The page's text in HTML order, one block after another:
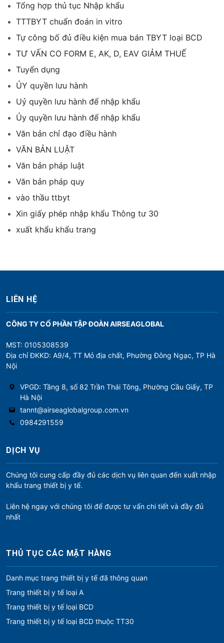
Tổng hợp thủ tục Nhập khẩu
TTTBYT chuẩn đoán in vitro
Tự công bố đủ điều kiện mua bán TBYT loại BCD
TƯ VẤN CO FORM E, AK, D, EAV GIẢM THUẾ
Tuyển dụng
ỦY quyền lưu hành
Uỷ quyền lưu hành để nhập khẩu
Ủy quyền lưu hành để nhập khẩu
Văn bản chỉ đạo điều hành
VĂN BẢN LUẬT
Văn bản pháp luật
Văn bản pháp quy
vào thầu ttbyt
Xin giấy phép nhập khẩu Thông tư 30
xuất khẩu khẩu trang
LIÊN HỆ
CÔNG TY CỔ PHẦN TẬP ĐOÀN AIRSEAGLOBAL
MST: 0105308539
Địa chỉ ĐKKD: A9/4, TT Mỏ địa chất, Phường Đông Ngạc, TP Hà
Nội
VPGD: Tầng 8, số 82 Trần Thái Tông, Phường Cầu Giấy, TP
Hà Nội
tannt@airseaglobalgroup.com.vn
0984291559
DỊCH VỤ
Chúng tôi cung cấp đầy đủ các dịch vụ liên quan đến xuất nhập
khẩu trang thiết bị y tế.
Liên hệ ngay với chúng tôi để được tư vấn chi tiết và đầy đủ
nhất
THỦ TỤC CÁC MẶT HÀNG
Danh mục trang thiết bị y tế đã thông quan
Trang thiết bị y tế loại A
Trang thiết bị y tế loại BCD
Trang thiết bị y tế loại BCD thuộc TT30